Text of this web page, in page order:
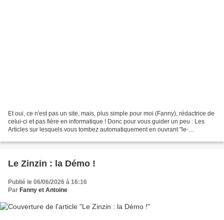
Et oui, ce n'est pas un site, mais, plus simple pour moi (Fanny), rédactrice de
celui-ci et pas fière en informatique ! Donc pour vous guider un peu : Les
Articles sur lesquels vous tombez automatiquement en ouvrant "le-
Le Zinzin : la Démo !
Publié le 06/06/2026 à 16:16
Par Fanny et Antoine